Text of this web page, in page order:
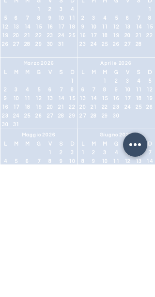
1
2 3
4
5
6 7 8 9 10
11
12
13 14 15 16 17
18
19
20 21 22 23 24
25
26
27 28 29 30 31
Marzo 2026
M M G V S
D
1
2
3 4 5 6 7
8
9
10 11 12 13 14
15
16
17 18 19 20 21
22
23
24 25 26 27 28
29
30
31
Maggio 2026
M M G V S
D
1
2
3
4
5 6 7 8 9
10
1
2
3 4 5 6 7
8
9
10 11 12 13 14
15
16
17 18 19 20 21
22
23
24 25 26 27 28
Aprile 2026
M M G V S
D
1
2 3 4
5
6
7 8 9 10 11
12
13
14 15 16 17 18
19
20
21 22 23 24 25
26
27
28 29 30
Giugno 2026
M M G V S
D
1
2 3 4 5
7
8
9 10 11 12 13
14